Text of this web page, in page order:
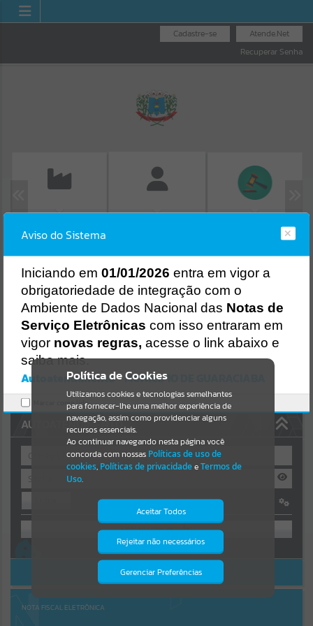
Atende.Net
Cadastre-se
Recuperar Senha
ISS/ALVARÁ
Resultados para""
Portais
Por favor, aguarde...
NOTÍCIAS
Por favor, aguarde...
Por favor, aguarde...
AUTOATENDIMENTO
OU
Cadastre-se|Recuperar Senha
ACESSAR SEM LOGIN
NOTA FISCAL ELETRÔNICA
Política de Cookies
Utilizamos cookies e tecnologias semelhantes
para fornecer-lhe uma melhor experiência de
navegação, assim como providenciar alguns
recursos essenciais.
Ao continuar navegando nesta página você
concorda com nossas Políticas de uso de
cookies, Políticas de privacidadeeTermos de
Uso.
Aceitar Todos
Rejeitar não necessários
Gerenciar Preferências
Isto significa que diversos recursos
providenciados poderão não estar
Aviso do Sistema
Iniciando em 01/01/2026 entra em vigor a
obrigatoriedade de integração com o
Ambiente de Dados Nacional das Notas de
Serviço Eletrônicas com isso entraram em
vigor novas regras, acesse o link abaixo e
saiba mais.
Autoatendimento - MUNICIPIO DE GUARACIABA
Marcar como lido.
Erro
Gerenciamento do Sistema
CÓDIGO DA MENSAGEM:
Ocorreu um erro de script:
Uncaught SyntaxError: Unexpected token '('
https://guaraciaba.atende.net/cidadao/pagina/static/bundle/wpo_in
dex_2_base_l2_portal_editores_sync_d9fb77cfd5741fafc9972edc7a6
41fea.js?v=83d4f602:47
Verificar Mais Detalhes